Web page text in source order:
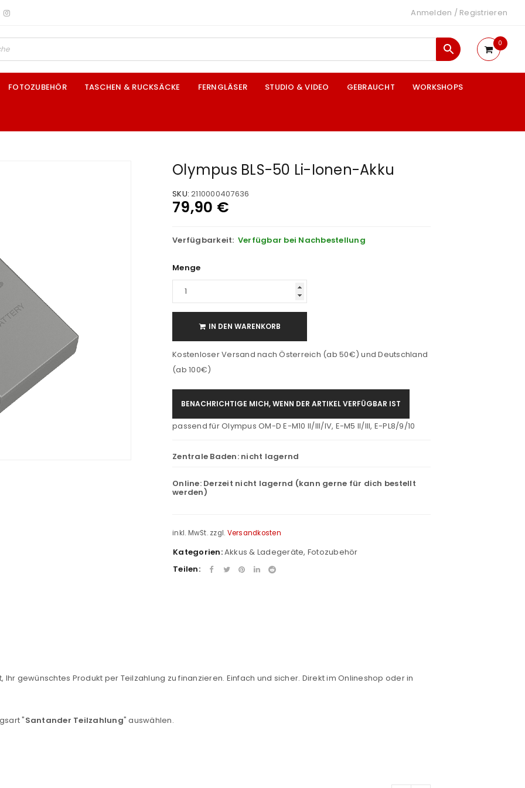
REGISTRIEREN
Anmelden / Registrieren
0
FOTOZUBEHÖR TASCHEN & RUCKSÄCKE FERNGLÄSER STUDIO & VIDEO GEBRAUCHT WORKSHOPS
Olympus BLS-50 Li-Ionen-Akku
SKU: 2110000407636
79,90 €
Verfügbarkeit: Verfügbar bei Nachbestellung
Menge
IN DEN WARENKORB
Kostenloser Versand nach Österreich (ab 50€) und Deutschland
(ab 100€)
BENACHRICHTIGE MICH, WENN DER ARTIKEL VERFÜGBAR IST
passend für Olympus OM-D E-M10 II/III/IV, E-M5 II/III, E-PL8/9/10
Zentrale Baden: nicht lagernd
Online: Derzeit nicht lagernd (kann gerne für dich bestellt
werden)
inkl. MwSt. zzgl. Versandkosten
Kategorien:Akkus & Ladegeräte, Fotozubehör
Teilen:
gewünschtes Produkt per Teilzahlung zu finanzieren. Einfach und sicher. Direkt im Onlineshop oder in
"Santander Teilzahlung" auswählen.